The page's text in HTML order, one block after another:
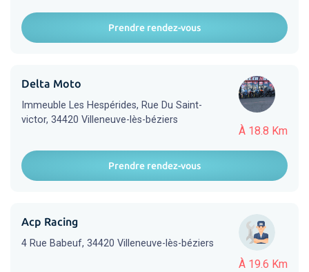
Prendre rendez-vous
À 18.8 Km
Delta Moto
Immeuble Les Hespérides, Rue Du Saint-
victor, 34420 Villeneuve-lès-béziers
Prendre rendez-vous
À 19.6 Km
Acp Racing
4 Rue Babeuf, 34420 Villeneuve-lès-béziers